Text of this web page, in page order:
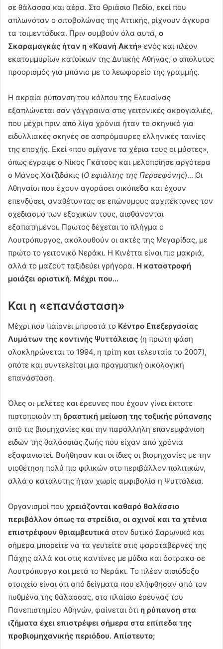
σε θάλασσα και αέρα. Στο Θριάσιο Πεδίο, εκεί που
απλωνόταν ο σιτοβολώνας της Αττικής, ρίχνουν άγκυρα
τα τσιμεντάδικα. Πριν συμβούν όλα αυτά, ο
Σκαραμαγκάς ήταν η «Κυανή Ακτή» ενός και πλέον
εκατομμυρίων κατοίκων της Δυτικής Αθήνας, ο απόλυτος
προορισμός για μπάνιο με το λεωφορείο της γραμμής.
Η ακραία ρύπανση του κόλπου της Ελευσίνας
εξαπλώνεται σαν γάγγραινα στις γειτονικές ακρογιαλιές,
που μέχρι πριν από λίγα χρόνια ήταν το σκηνικό για
ειδυλλιακές σκηνές σε ασπρόμαυρες ελληνικές ταινίες
της εποχής. Εκεί «που σμίγανε τα χέρια τους οι μύστες»,
όπως έγραψε ο Νίκος Γκάτσος και μελοποίησε αργότερα
ο Μάνος Χατζιδάκις (Ο εφιάλτης της Περσεφόνης)… Οι
Αθηναίοι που έχουν αγοράσει οικόπεδα και έχουν
επενδύσει, αναθέτοντας σε επώνυμους αρχιτέκτονες τον
σχεδιασμό των εξοχικών τους, αισθάνονται
εξαπατημένοι. Πρώτος δέχεται το πλήγμα ο
Λουτρόπυργος, ακολουθούν οι ακτές της Μεγαρίδας, με
πρώτο το γειτονικό Νεράκι. Η Κινέττα είναι πιο μακριά,
αλλά το μαζούτ ταξιδεύει γρήγορα. Η καταστροφή
μοιάζει οριστική. Μέχρι που…
Και η «επανάσταση»
Μέχρι που παίρνει μπροστά το Κέντρο Επεξεργασίας
Λυμάτων της κοντινής Ψυττάλειας (η πρώτη φάση
ολοκληρώνεται το 1994, η τρίτη και τελευταία το 2007),
οπότε και συντελείται μια πραγματική οικολογική
επανάσταση.
Όλες οι μελέτες και έρευνες που έχουν γίνει έκτοτε
πιστοποιούν τη δραστική μείωση της τοξικής ρύπανσης
από τις βιομηχανίες και την παράλληλη επανεμφάνιση
ειδών της θαλάσσιας ζωής που είχαν από χρόνια
εξαφανιστεί. Βοήθησαν και οι ίδιες οι βιομηχανίες με την
υιοθέτηση πολύ πιο φιλικών στο περιβάλλον πολιτικών,
αλλά ο καταλύτης ήταν χωρίς αμφιβολία η Ψυττάλεια.
Οργανισμοί που χρειάζονται καθαρό θαλάσσιο
περιβάλλον όπως τα στρείδια, οι αχινοί και τα χτένια
επιστρέφουν θριαμβευτικά στον δυτικό Σαρωνικό και
σήμερα μπορείτε να τα γευτείτε στις ψαροταβέρνες της
Πάχης αλλά και στις καντίνες με μύδια και όστρακα σε
Λουτρόπυργο και μετά το Νεράκι. Το πλέον αισιόδοξο
στοιχείο είναι ότι από δείγματα που ελήφθησαν από τον
πυθμένα της θάλασσας, στο πλαίσιο έρευνας του
Πανεπιστημίου Αθηνών, φαίνεται ότι η ρύπανση στα
ιζήματα έχει επιστρέψει σήμερα στα επίπεδα της
προβιομηχανικής περιόδου. Απίστευτο;